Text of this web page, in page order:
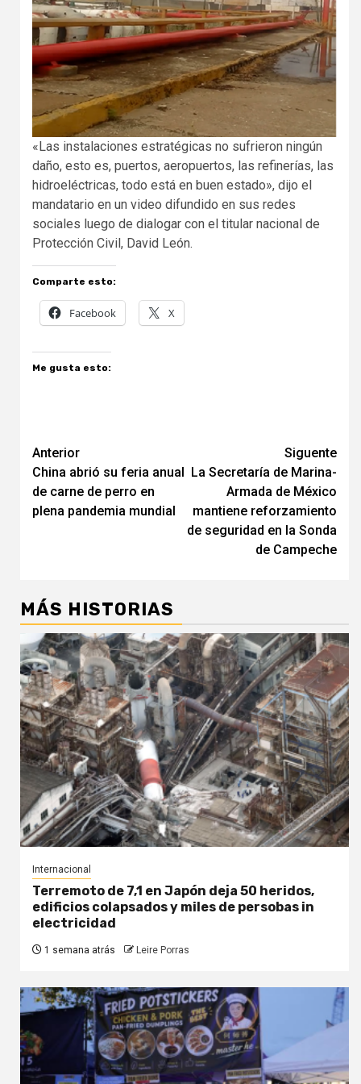
«Las instalaciones estratégicas no sufrieron ningún
daño, esto es, puertos, aeropuertos, las refinerías, las
hidroeléctricas, todo está en buen estado», dijo el
mandatario en un video difundido en sus redes
sociales luego de dialogar con el titular nacional de
Protección Civil, David León.
Comparte esto:
Facebook X
Me gusta esto:
Navegación
de
entradas
Anterior
China abrió su feria anual
de carne de perro en
plena pandemia mundial
Siguente
La Secretaría de Marina-
Armada de México
mantiene reforzamiento
de seguridad en la Sonda
de Campeche
MÁS HISTORIAS
Internacional
Terremoto de 7,1 en Japón deja 50 heridos,
edificios colapsados y miles de persobas in
electricidad
1 semana atrás Leire Porras